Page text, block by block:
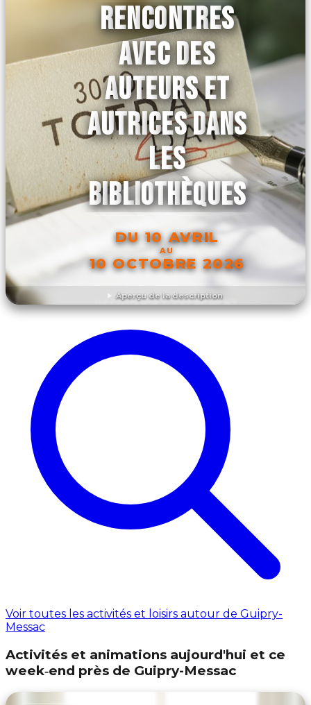
Aperçu de la description
RENCONTRES
AVEC DES
AUTEURS ET
AUTRICES DANS
LES
BIBLIOTHÈQUES
DU 10 AVRIL
AU
10 OCTOBRE 2026
DÉCOUVRIR L'ÉVÉNEMENT
Voir toutes les activités et loisirs autour de Guipry-
Messac
Activités et animations aujourd'hui et ce
week‑end près de Guipry-Messac